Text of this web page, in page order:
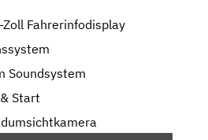
Fahrerinfodisplay
Soundsystem
Start